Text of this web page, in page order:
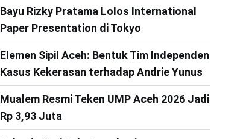
Bayu Rizky Pratama Lolos International
Paper Presentation di Tokyo
Elemen Sipil Aceh: Bentuk Tim Independen
Kasus Kekerasan terhadap Andrie Yunus
Mualem Resmi Teken UMP Aceh 2026 Jadi
Rp 3,93 Juta